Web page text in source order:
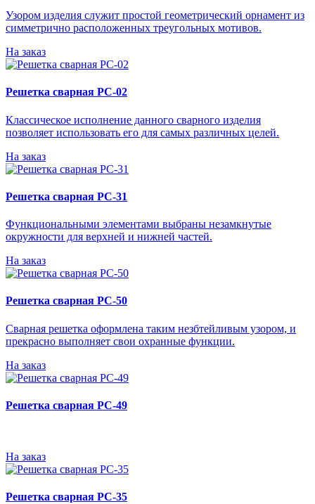
Узором изделия служит простой геометрический орнамент из
симметрично расположенных треугольных мотивов.
На заказ
Решетка сварная РС-02
Классическое исполнение данного сварного изделия
позволяет использовать его для самых различных целей.
На заказ
Решетка сварная РС-31
Функциональными элементами выбраны незамкнутые
окружности для верхней и нижней частей.
На заказ
Решетка сварная РС-50
Сварная решетка оформлена таким незбтейливым узором, и
прекрасно выполняет свои охранные функции.
На заказ
Решетка сварная РС-49
На заказ
Решетка сварная РС-35